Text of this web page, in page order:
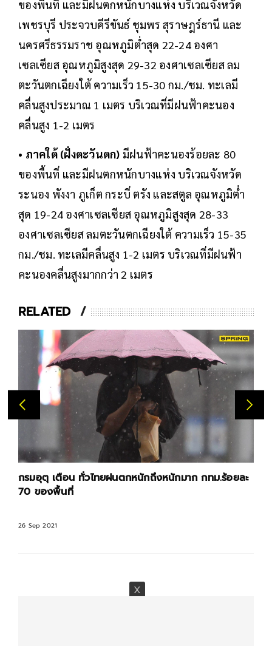
ของพื้นที่ และมีฝนตกหนักบางแห่ง บริเวณจังหวัด
เพชรบุรี ประจวบคีรีขันธ์ ชุมพร สุราษฎร์ธานี และ
นครศรีธรรมราช อุณหภูมิต่ำสุด 22-24 องศา
เซลเซียส อุณหภูมิสูงสุด 29-32 องศาเซลเซียส ลม
ตะวันตกเฉียงใต้ ความเร็ว 15-30 กม./ชม. ทะเลมี
คลื่นสูงประมาณ 1 เมตร บริเวณที่มีฝนฟ้าคะนอง
คลื่นสูง 1-2 เมตร
• ภาคใต้ (ฝั่งตะวันตก) มีฝนฟ้าคะนองร้อยละ 80
ของพื้นที่ และมีฝนตกหนักบางแห่ง บริเวณจังหวัด
ระนอง พังงา ภูเก็ต กระบี่ ตรัง และสตูล อุณหภูมิต่ำ
สุด 19-24 องศาเซลเซียส อุณหภูมิสูงสุด 28-33
องศาเซลเซียส ลมตะวันตกเฉียงใต้ ความเร็ว 15-35
กม./ชม. ทะเลมีคลื่นสูง 1-2 เมตร บริเวณที่มีฝนฟ้า
คะนองคลื่นสูงมากกว่า 2 เมตร
RELATED
กรมอุตุ เตือน ทั่วไทยฝนตกหนักถึงหนักมาก กทม.ร้อยละ
70 ของพื้นที่
26 Sep 2021